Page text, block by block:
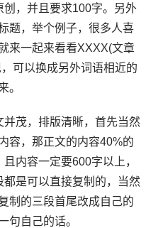
，并且要求100字。另外
题，举个例子，很多人喜
来一起来看看XXXX(文章
可以换成另外词语相近的
。
茂，排版清晰，首先当然
容，那正文的内容40%的
内容一定要600字以上，
是可以直接复制的，当然
制的三段首尾改成自己的
句自己的话。